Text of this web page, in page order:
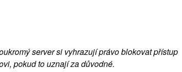
server si vyhrazují právo blokovat přístup
pokud to uznají za důvodné.